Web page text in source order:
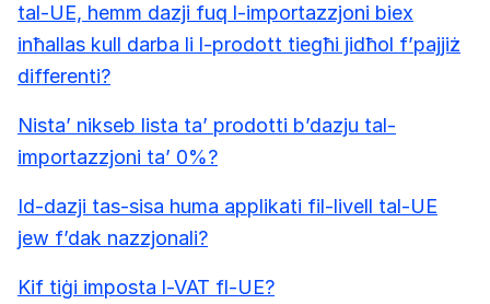
tal-UE, hemm dazji fuq l-importazzjoni biex
inħallas kull darba li l-prodott tiegħi jidħol f’pajjiż
differenti?
Nista’ nikseb lista ta’ prodotti b’dazju tal-
importazzjoni ta’ 0%?
Id-dazji tas-sisa huma applikati fil-livell tal-UE
jew f’dak nazzjonali?
Kif tiġi imposta l-VAT fl-UE?